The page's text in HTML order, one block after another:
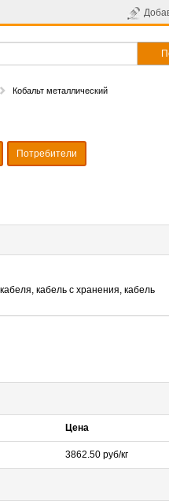
Кобальт металлический
Потребители
кабель с хранения, кабель
Цена
3862.50 руб/кг